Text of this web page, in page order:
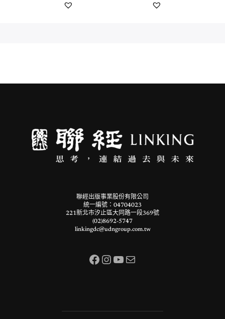
聯經出版事業股份有限公司
統一編號：04704023
221新北市汐止區大同路一段369號
(02)8692-5747
linkingdc@udngroup.com.tw
Facebook InstagramYouTube 電子郵件